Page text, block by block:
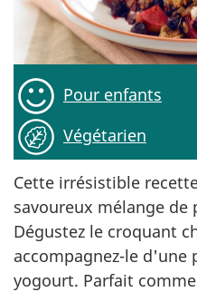
Pour enfants
Végétarien
Cette irrésistible
savoureux mélange de
Dégustez le croquant
accompagnez-le d'une
yogourt. Parfait